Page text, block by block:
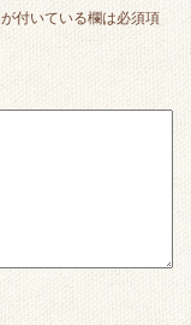
が付いている欄は必須項